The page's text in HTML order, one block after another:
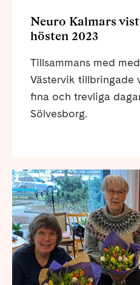
Neuro Kalmars
hösten 2023
Tillsammans med
Västervik tillbringade
fina och trevliga
Sölvesborg.